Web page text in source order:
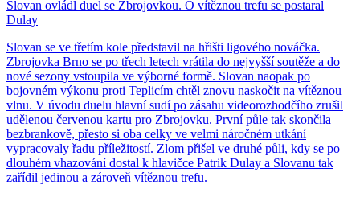
Slovan ovládl duel se Zbrojovkou. O vítěznou trefu se postaral
Dulay
Slovan se ve třetím kole představil na hřišti ligového nováčka.
Zbrojovka Brno se po třech letech vrátila do nejvyšší soutěže a do
nové sezony vstoupila ve výborné formě. Slovan naopak po
bojovném výkonu proti Teplicím chtěl znovu naskočit na vítěznou
vlnu. V úvodu duelu hlavní sudí po zásahu videorozhodčího zrušil
udělenou červenou kartu pro Zbrojovku. První půle tak skončila
bezbrankově, přesto si oba celky ve velmi náročném utkání
vypracovaly řadu příležitostí. Zlom přišel ve druhé půli, kdy se po
dlouhém vhazování dostal k hlavičce Patrik Dulay a Slovanu tak
zařídil jedinou a zároveň vítěznou trefu.